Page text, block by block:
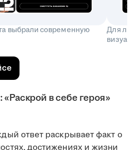
выбрали современную
Для
«Раскрой в себе героя»
ответ раскрывает факт о